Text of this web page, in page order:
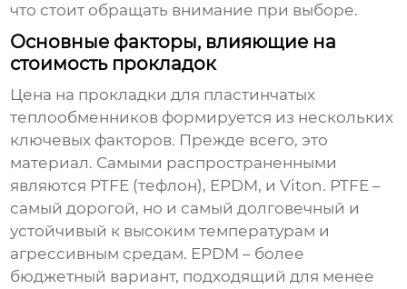
что стоит обращать внимание при выборе.
Основные факторы, влияющие на
стоимость прокладок
Цена на прокладки для пластинчатых
теплообменников формируется из нескольких
ключевых факторов. Прежде всего, это
материал. Самыми распространенными
являются PTFE (тефлон), EPDM, и Viton. PTFE –
самый дорогой, но и самый долговечный и
устойчивый к высоким температурам и
агрессивным средам. EPDM – более
бюджетный вариант, подходящий для менее